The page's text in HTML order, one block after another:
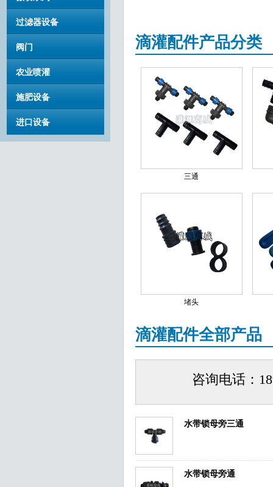
过滤器设备
阀门
农业喷灌
施肥设备
进口设备
滴灌配件产品分类
三通
堵头
滴灌配件全部产品
咨询电话：
水带锁母旁三通
水带锁母旁通